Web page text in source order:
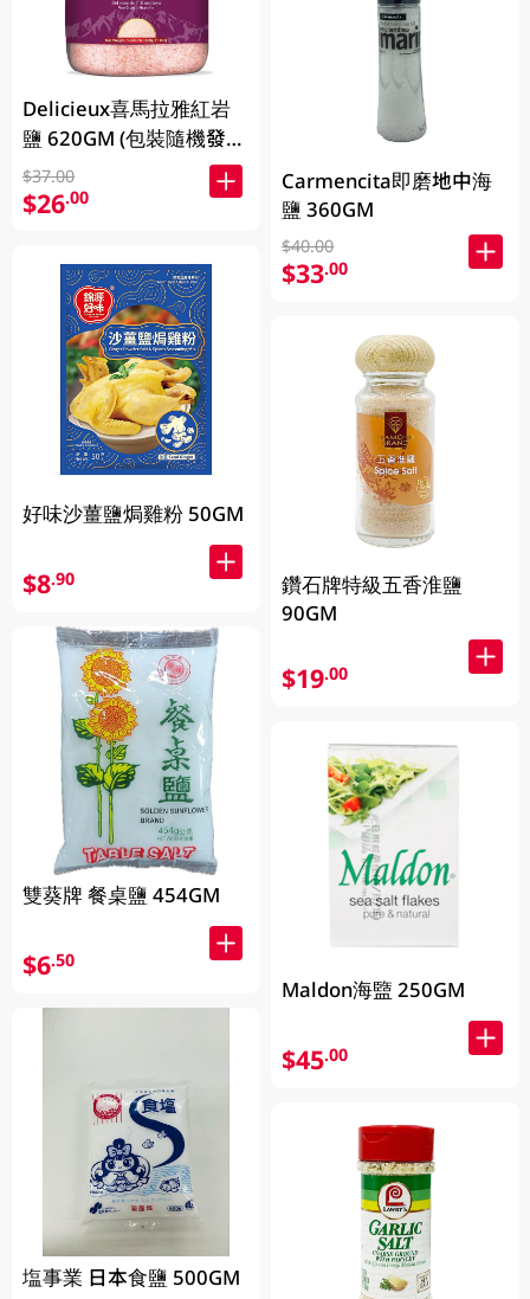
Delicieux喜馬拉雅紅岩
鹽 620GM (包裝隨機發
放)
$37.00
$26.00
好味沙薑鹽焗雞粉 50GM
$8.90
雙葵牌 餐桌鹽 454GM
$6.50
塩事業 日本食鹽 500GM
Carmencita即磨地中海
鹽 360GM
$40.00
$33.00
鑽石牌特級五香淮鹽
90GM
$19.00
Maldon海盬 250GM
$45.00